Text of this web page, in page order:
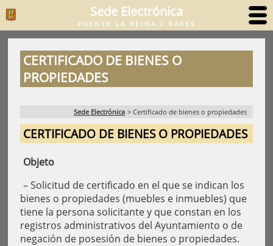
Sede Electrónica
PUENTE LA REINA / GARES
CERTIFICADO DE BIENES O
PROPIEDADES
Sede Electrónica > Certificado de bienes o propiedades
CERTIFICADO DE BIENES O PROPIEDADES
Objeto
– Solicitud de certificado en el que se indican los
bienes o propiedades (muebles e inmuebles) que
tiene la persona solicitante y que constan en los
registros administrativos del Ayuntamiento o de
negación de posesión de bienes o propiedades.